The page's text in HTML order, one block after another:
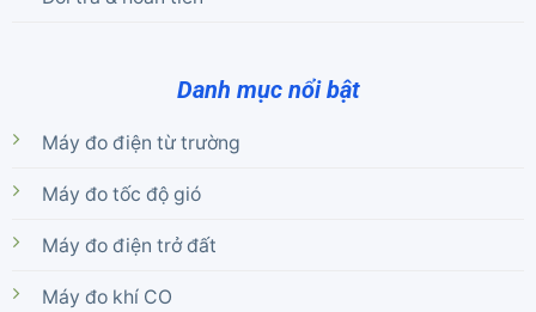
Danh mục nổi bật
Máy đo điện từ trường
Máy đo tốc độ gió
Máy đo điện trở đất
Máy đo khí CO